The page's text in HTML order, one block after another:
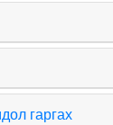
гаргах